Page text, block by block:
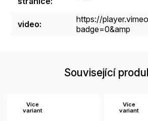
video:
https://
badge=0&amp
Související
Více
variant
Více
variant